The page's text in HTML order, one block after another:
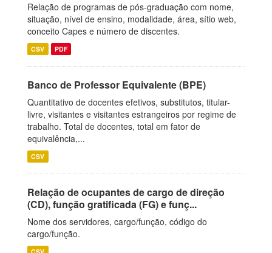
Relação de programas de pós-graduação com nome,
situação, nível de ensino, modalidade, área, sítio web,
conceito Capes e número de discentes.
CSV PDF
Banco de Professor Equivalente (BPE)
Quantitativo de docentes efetivos, substitutos, titular-
livre, visitantes e visitantes estrangeiros por regime de
trabalho. Total de docentes, total em fator de
equivalência,...
CSV
Relação de ocupantes de cargo de direção
(CD), função gratificada (FG) e funç...
Nome dos servidores, cargo/função, código do
cargo/função.